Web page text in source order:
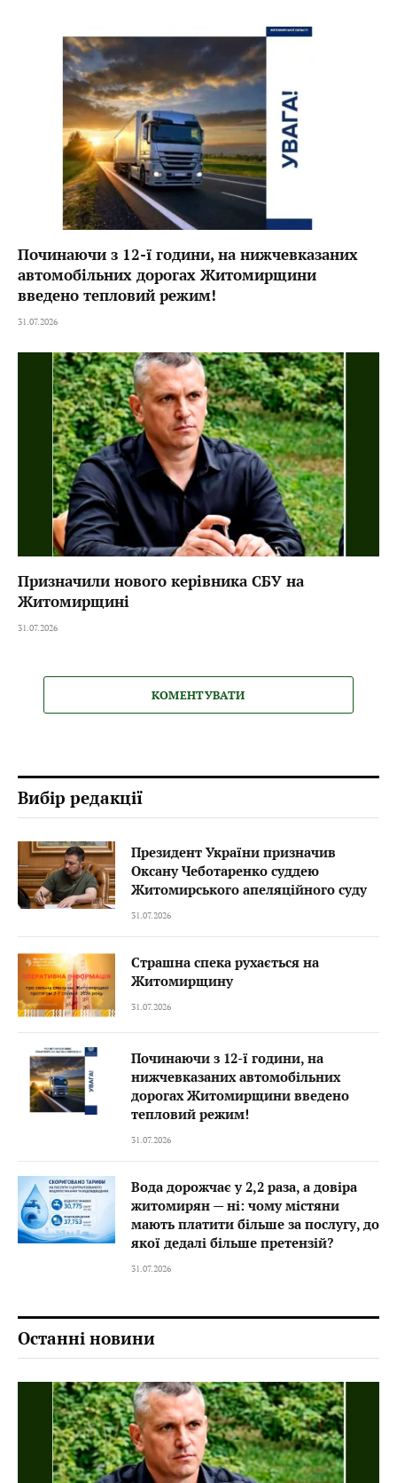
Починаючи з 12-ї години, на нижчевказаних
автомобільних дорогах Житомирщини
введено тепловий режим!
31.07.2026
Призначили нового керівника СБУ на
Житомирщині
31.07.2026
КОМЕНТУВАТИ
Вибір редакції
Президент України призначив
Оксану Чеботаренко суддею
Житомирського апеляційного суду
31.07.2026
Страшна спека рухається на
Житомирщину
31.07.2026
Починаючи з 12-ї години, на
нижчевказаних автомобільних
дорогах Житомирщини введено
тепловий режим!
31.07.2026
Вода дорожчає у 2,2 раза, а довіра
житомирян — ні: чому містяни
мають платити більше за послугу, до
якої дедалі більше претензій?
31.07.2026
Останні новини